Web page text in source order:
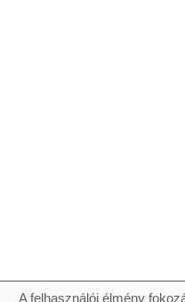
A felhasználói élmény